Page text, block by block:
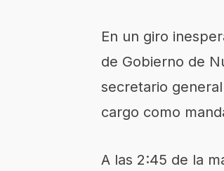
En un giro
de Gobierno de
secretario
cargo como
A las 2:45 de la